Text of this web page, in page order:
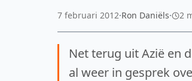
7 februari 2012·Ron Daniëls· 2
Net terug uit Azië en
al weer in gesprek